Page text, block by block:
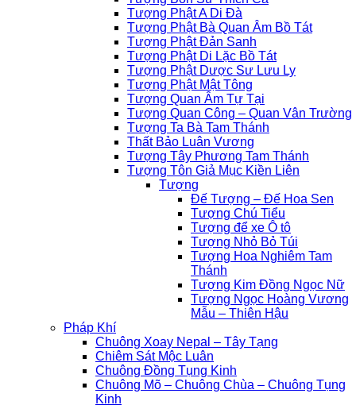
Tượng Phật A Di Đà
Tượng Phật Bà Quan Âm Bồ Tát
Tượng Phật Đản Sanh
Tượng Phật Di Lặc Bồ Tát
Tượng Phật Dược Sư Lưu Ly
Tượng Phật Mật Tông
Tượng Quan Âm Tự Tại
Tượng Quan Công – Quan Vân Trường
Tượng Ta Bà Tam Thánh
Thất Bảo Luân Vương
Tượng Tây Phương Tam Thánh
Tượng Tôn Giả Mục Kiền Liên
Tượng
Đế Tượng – Đế Hoa Sen
Tượng Chú Tiểu
Tượng để xe Ô tô
Tượng Nhỏ Bỏ Túi
Tượng Hoa Nghiêm Tam
Thánh
Tượng Kim Đồng Ngọc Nữ
Tượng Ngọc Hoàng Vương
Mẫu – Thiên Hậu
Pháp Khí
Chuông Xoay Nepal – Tây Tạng
Chiêm Sát Mộc Luân
Chuông Đồng Tụng Kinh
Chuông Mõ – Chuông Chùa – Chuông Tụng
Kinh